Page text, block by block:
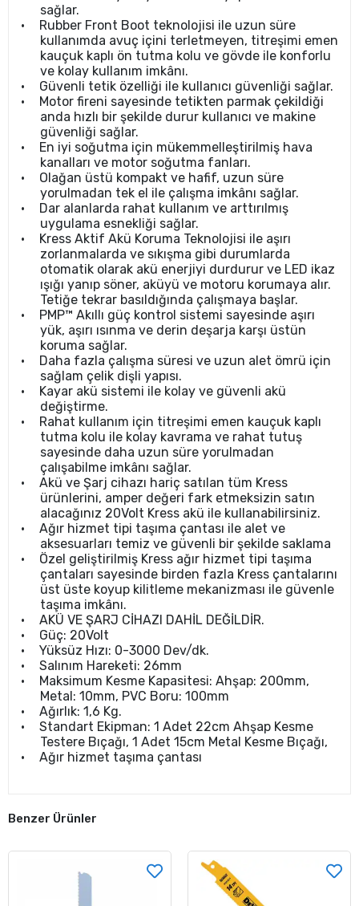
sağlar.
•
Rubber Front Boot teknolojisi ile uzun süre
kullanımda avuç içini terletmeyen, titreşimi emen
kauçuk kaplı ön tutma kolu ve gövde ile konforlu
ve kolay kullanım imkânı.
•
Güvenli tetik özelliği ile kullanıcı güvenliği sağlar.
•
Motor fireni sayesinde tetikten parmak çekildiği
anda hızlı bir şekilde durur kullanıcı ve makine
güvenliği sağlar.
•
En iyi soğutma için mükemmelleştirilmiş hava
kanalları ve motor soğutma fanları.
•
Olağan üstü kompakt ve hafif, uzun süre
yorulmadan tek el ile çalışma imkânı sağlar.
•
Dar alanlarda rahat kullanım ve arttırılmış
uygulama esnekliği sağlar.
•
Kress Aktif Akü Koruma Teknolojisi ile aşırı
zorlanmalarda ve sıkışma gibi durumlarda
otomatik olarak akü enerjiyi durdurur ve LED ikaz
ışığı yanıp söner, aküyü ve motoru korumaya alır.
Tetiğe tekrar basıldığında çalışmaya başlar.
•
PMP™ Akıllı güç kontrol sistemi sayesinde aşırı
yük, aşırı ısınma ve derin deşarja karşı üstün
koruma sağlar.
•
Daha fazla çalışma süresi ve uzun alet ömrü için
sağlam çelik dişli yapısı.
•
Kayar akü sistemi ile kolay ve güvenli akü
değiştirme.
•
Rahat kullanım için titreşimi emen kauçuk kaplı
tutma kolu ile kolay kavrama ve rahat tutuş
sayesinde daha uzun süre yorulmadan
çalışabilme imkânı sağlar.
•
Akü ve Şarj cihazı hariç satılan tüm Kress
ürünlerini, amper değeri fark etmeksizin satın
alacağınız 20Volt Kress akü ile kullanabilirsiniz.
•
Ağır hizmet tipi taşıma çantası ile alet ve
aksesuarları temiz ve güvenli bir şekilde saklama
•
Özel geliştirilmiş Kress ağır hizmet tipi taşıma
çantaları sayesinde birden fazla Kress çantalarını
üst üste koyup kilitleme mekanizması ile güvenle
taşıma imkânı.
•
AKÜ VE ŞARJ CİHAZI DAHİL DEĞİLDİR.
•
Güç: 20Volt
•
Yüksüz Hızı: 0-3000 Dev/dk.
•
Salınım Hareketi: 26mm
•
Maksimum Kesme Kapasitesi: Ahşap: 200mm,
Metal: 10mm, PVC Boru: 100mm
•
Ağırlık: 1,6 Kg.
•
Standart Ekipman: 1 Adet 22cm Ahşap Kesme
Testere Bıçağı, 1 Adet 15cm Metal Kesme Bıçağı,
•
Ağır hizmet taşıma çantası
Benzer Ürünler